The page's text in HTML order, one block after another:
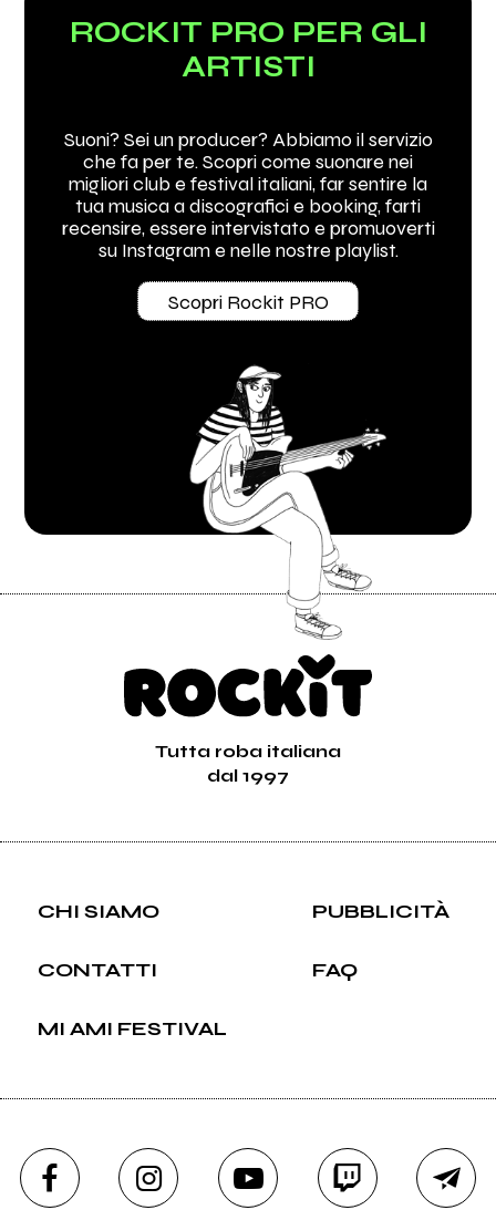
ROCKIT PRO PER GLI
ARTISTI
Suoni? Sei un producer? Abbiamo il servizio
che fa per te. Scopri come suonare nei
migliori club e festival italiani, far sentire la
tua musica a discografici e booking, farti
recensire, essere intervistato e promuoverti
su Instagram e nelle nostre playlist.
Scopri Rockit PRO
Tutta roba italiana
dal 1997
CHI SIAMO PUBBLICITÀ
CONTATTI FAQ
MI AMI FESTIVAL